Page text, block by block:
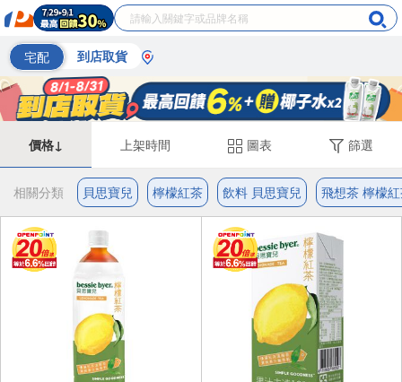
宅配 到店取貨
價格↓ 上架時間 圖表 篩選
相關分類 貝思寶兒 檸檬紅茶 飲料 貝思寶兒 飛想茶 檸檬